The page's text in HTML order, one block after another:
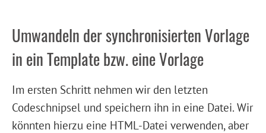
Umwandeln der synchronisierten Vorlage
in ein Template bzw. eine Vorlage
Im ersten Schritt nehmen wir den letzten
Codeschnipsel und speichern ihn in eine Datei. Wir
könnten hierzu eine HTML-Datei verwenden, aber